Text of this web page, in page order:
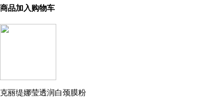
商品加入购物车
克丽缇娜莹透润白颈膜粉